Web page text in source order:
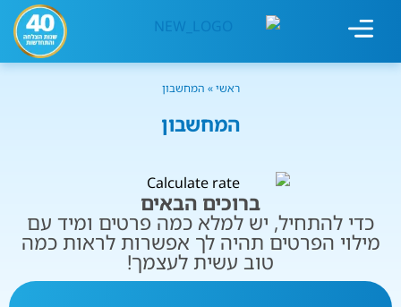
ראשי» המחשבון
המחשבון
ברוכים הבאים
כדי להתחיל, יש למלא כמה פרטים ומיד עם
מילוי הפרטים תהיה לך אפשרות לראות כמה
טוב עשית לעצמך!